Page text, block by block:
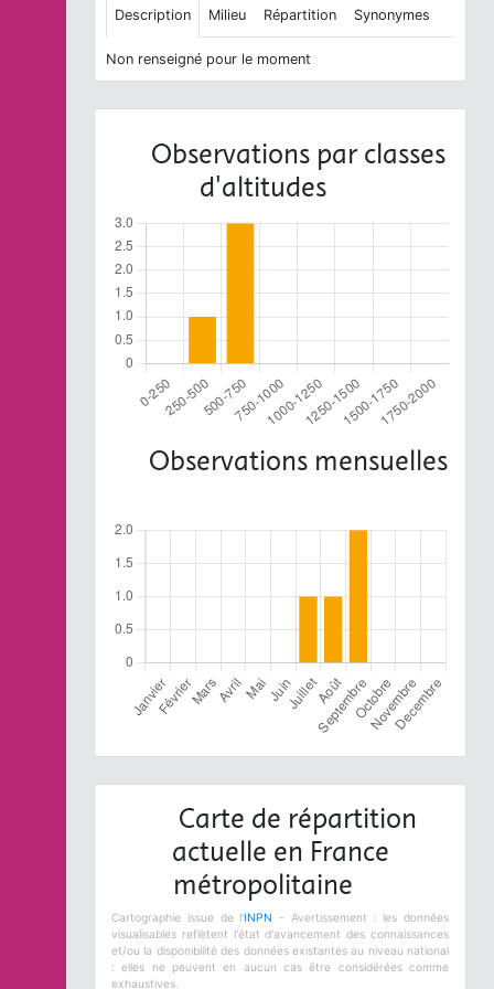
Description Milieu Répartition Synonymes
Non renseigné pour le moment
Observations par classes
d'altitudes
Observations mensuelles
Carte de répartition
actuelle en France
métropolitaine
Cartographie issue de l'INPN
- Avertissement : les données
visualisables reflètent l'état d'avancement des connaissances
et/ou la disponibilité des données existantes au niveau national
: elles ne peuvent en aucun cas être considérées comme
exhaustives.